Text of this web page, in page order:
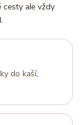
ale vždy
do kaší,